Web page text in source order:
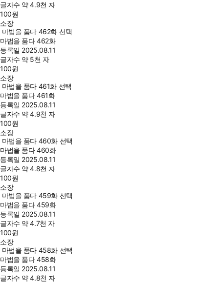
글자수 약 4.9천 자
100원
소장
마법을 품다 462화 선택
마법을 품다 462화
등록일 2025.08.11
글자수 약 5천 자
100원
소장
마법을 품다 461화 선택
마법을 품다 461화
등록일 2025.08.11
글자수 약 4.9천 자
100원
소장
마법을 품다 460화 선택
마법을 품다 460화
등록일 2025.08.11
글자수 약 4.8천 자
100원
소장
마법을 품다 459화 선택
마법을 품다 459화
등록일 2025.08.11
글자수 약 4.7천 자
100원
소장
마법을 품다 458화 선택
마법을 품다 458화
등록일 2025.08.11
글자수 약 4.8천 자